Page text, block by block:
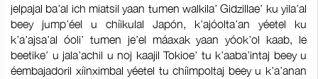
jelpajal ba’al ich miatsil yaan tumen walkila’ Gidzillae’ ku yila’al
beey jump’éel u chíikulal Japón, k’ajóolta’an yéetel ku
k’a’ajsa’al óoli’ tumen je’el máaxak yaan yóok’ol kaab, le
beetike’ u jala’achil u noj kaajil Tokioe’ tu k’aaba’intaj beey u
éembajadoril xíinximbal yéetel tu chíimpoltaj beey u k’a’anan